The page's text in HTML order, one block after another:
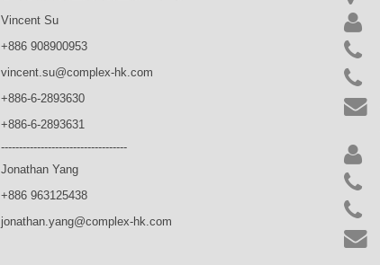
Vincent Su
+886 908900953
vincent.su@complex-hk.com
+886-6-2893630
+886-6-2893631
-----------------------------------
Jonathan Yang
+886 963125438
jonathan.yang@complex-hk.com